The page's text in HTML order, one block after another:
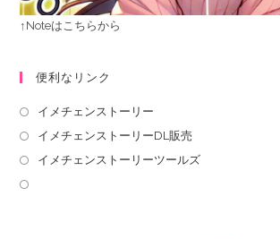
↑Noteはこちらから
便利なリンク
イメチェンストーリー
イメチェンストーリーDL販売
イメチェンストーリーツールズ